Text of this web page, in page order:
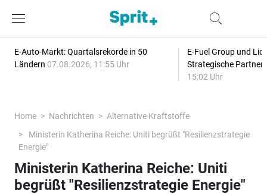
E-Auto-Markt: Quartalsrekorde in 50
Ländern 07.08.2026, 11:55 Uhr
E-Fuel Group und
Strategische
15:02 Uhr
Home Nachrichten
Alternative Kraftstoffe
Ministerin Katherina Reiche: Uniti begrüßt "Resilienzstrategie
Energie"
Ministerin Katherina Reiche: Uniti
begrüßt "Resilienzstrategie Energie"